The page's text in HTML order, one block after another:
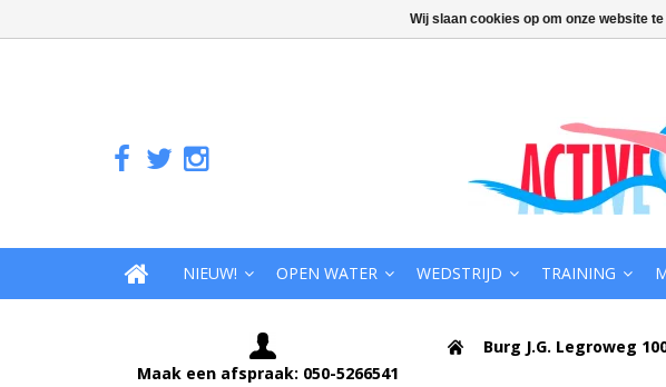
NIEUW! OPEN WATER WEDSTRIJD TRAINING
Maak een afspraak: 050-5266541
Burg J.G. Legroweg
Wij slaan cookies op om onze website